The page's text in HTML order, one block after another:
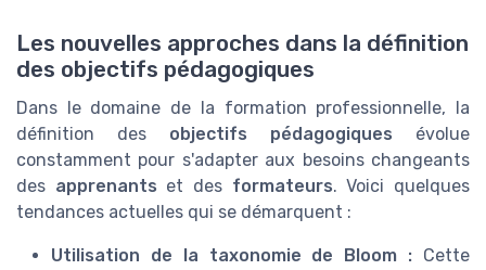
Les nouvelles approches dans la définition
des objectifs pédagogiques
Dans le domaine de la formation professionnelle, la
définition des objectifs pédagogiques évolue
constamment pour s'adapter aux besoins changeants
des apprenants et des formateurs. Voici quelques
tendances actuelles qui se démarquent :
Utilisation de la taxonomie de Bloom : Cette